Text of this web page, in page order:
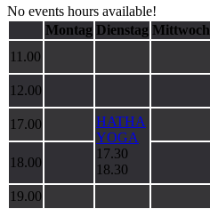
No events hours available!
Montag Dienstag Mittwoch
11.00
12.00
17.00
HATHA
YOGA
17.30
18.30
18.00
19.00